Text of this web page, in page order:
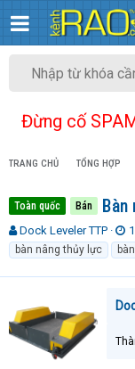
Đừng cố
TRANG CHỦ TỔNG HỢP
Toàn quốc Bán Bàn
T
h
r
e
d
s
t
Dock Leveler TTP
N
g
à
y
ử
bàn nâng thủy lực